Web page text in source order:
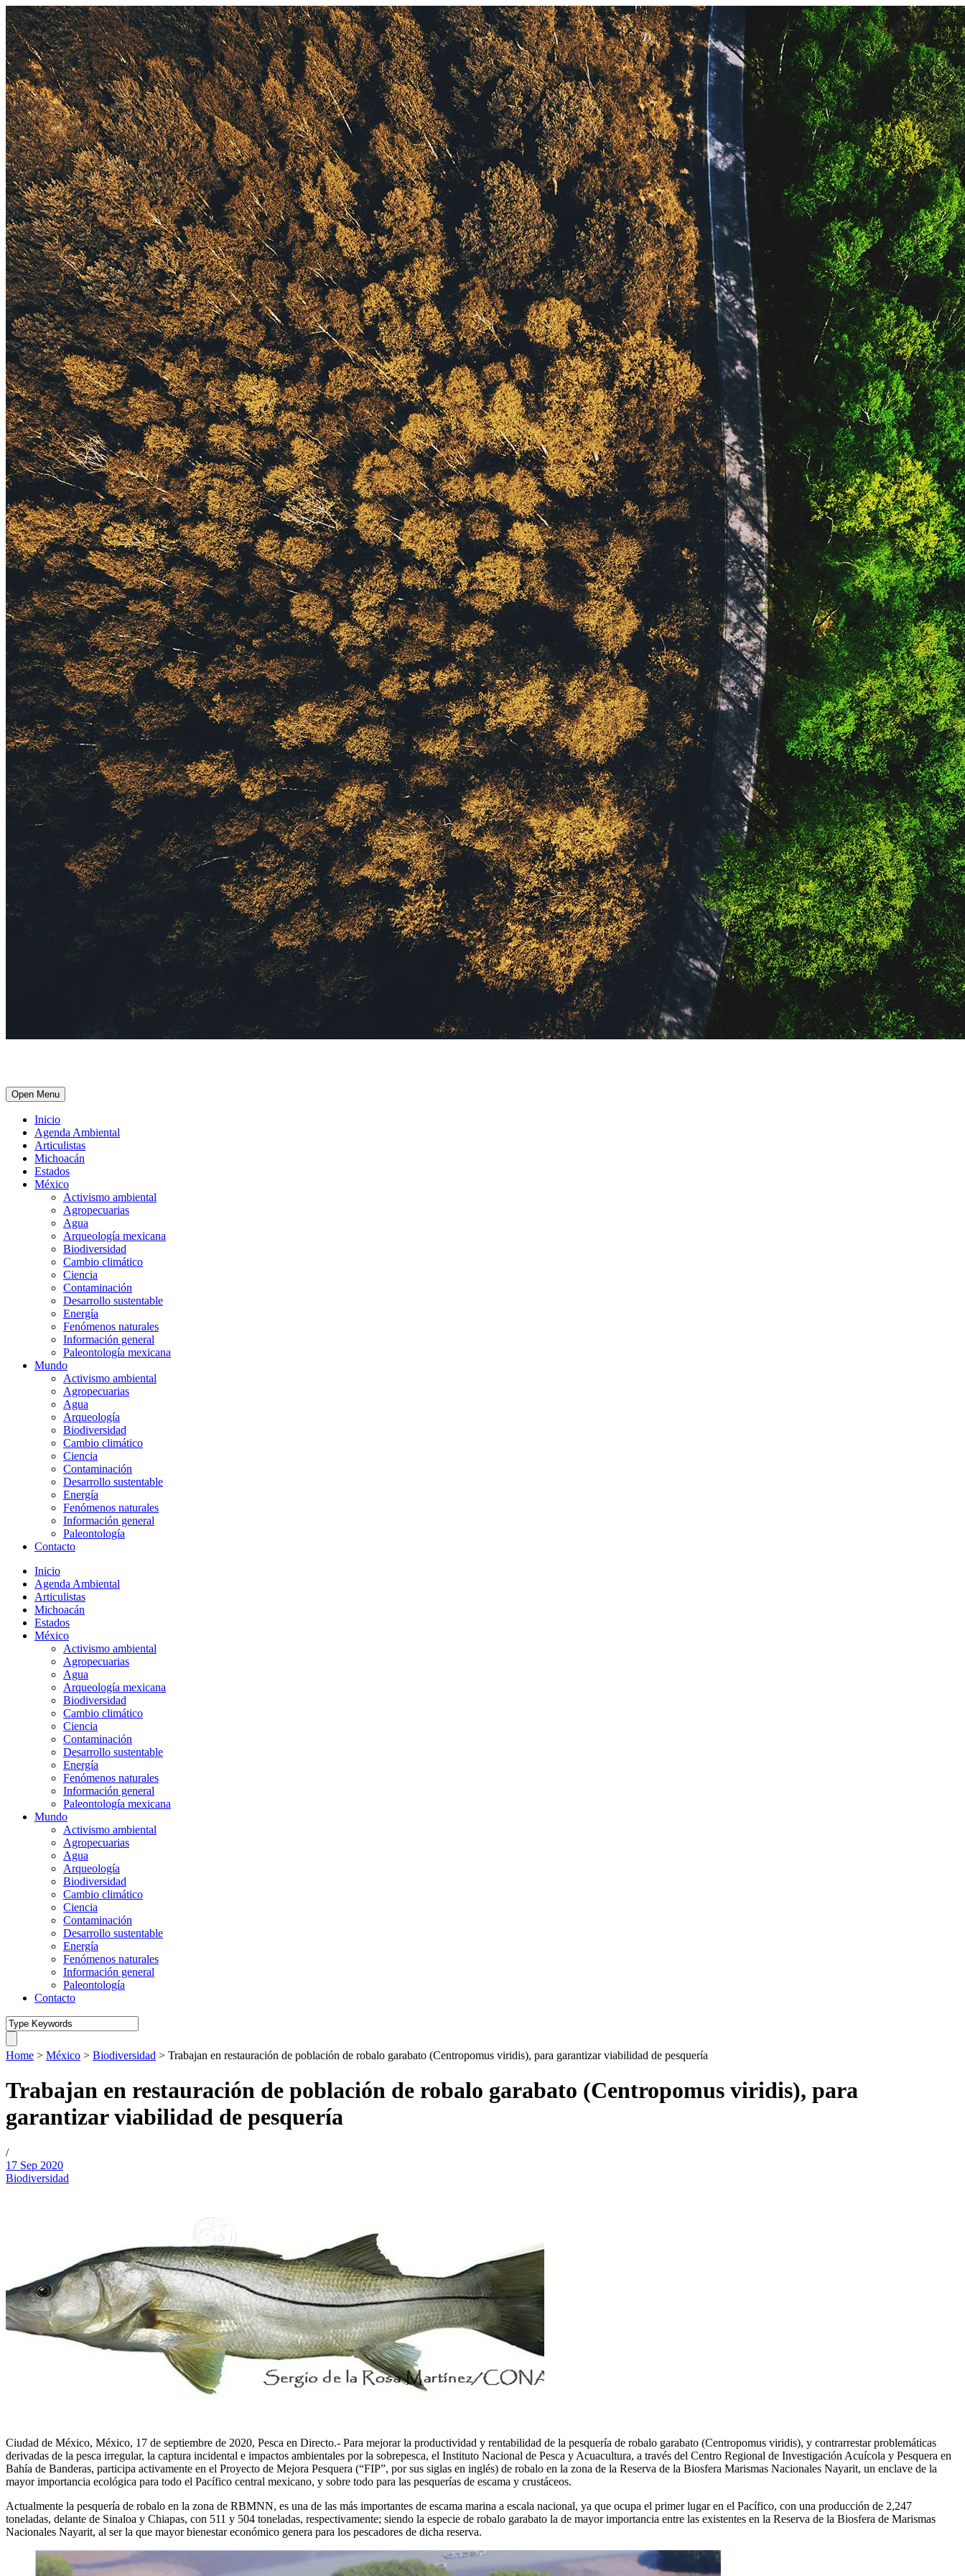
Open Menu
Inicio
Agenda Ambiental
Articulistas
Michoacán
Estados
México
Activismo ambiental
Agropecuarias
Agua
Arqueología mexicana
Biodiversidad
Cambio climático
Ciencia
Contaminación
Desarrollo sustentable
Energía
Fenómenos naturales
Información general
Paleontología mexicana
Mundo
Activismo ambiental
Agropecuarias
Agua
Arqueología
Biodiversidad
Cambio climático
Ciencia
Contaminación
Desarrollo sustentable
Energía
Fenómenos naturales
Información general
Paleontología
Contacto
Inicio
Agenda Ambiental
Articulistas
Michoacán
Estados
México
Activismo ambiental
Agropecuarias
Agua
Arqueología mexicana
Biodiversidad
Cambio climático
Ciencia
Contaminación
Desarrollo sustentable
Energía
Fenómenos naturales
Información general
Paleontología mexicana
Mundo
Activismo ambiental
Agropecuarias
Agua
Arqueología
Biodiversidad
Cambio climático
Ciencia
Contaminación
Desarrollo sustentable
Energía
Fenómenos naturales
Información general
Paleontología
Contacto
Home > México > Biodiversidad > Trabajan en restauración de población de robalo garabato (Centropomus viridis), para garantizar viabilidad de pesquería
Trabajan en restauración de población de robalo garabato (Centropomus viridis), para
garantizar viabilidad de pesquería
/
17 Sep 2020
Biodiversidad
Ciudad de México, México, 17 de septiembre de 2020, Pesca en Directo.- Para mejorar la productividad y rentabilidad de la pesquería de robalo garabato (Centropomus viridis), y contrarrestar problemáticas
derivadas de la pesca irregular, la captura incidental e impactos ambientales por la sobrepesca, el Instituto Nacional de Pesca y Acuacultura, a través del Centro Regional de Investigación Acuícola y Pesquera en
Bahía de Banderas, participa activamente en el Proyecto de Mejora Pesquera (“FIP”, por sus siglas en inglés) de robalo en la zona de la Reserva de la Biosfera Marismas Nacionales Nayarit, un enclave de la
mayor importancia ecológica para todo el Pacífico central mexicano, y sobre todo para las pesquerías de escama y crustáceos.
Actualmente la pesquería de robalo en la zona de RBMNN, es una de las más importantes de escama marina a escala nacional, ya que ocupa el primer lugar en el Pacífico, con una producción de 2,247
toneladas, delante de Sinaloa y Chiapas, con 511 y 504 toneladas, respectivamente; siendo la especie de robalo garabato la de mayor importancia entre las existentes en la Reserva de la Biosfera de Marismas
Nacionales Nayarit, al ser la que mayor bienestar económico genera para los pescadores de dicha reserva.